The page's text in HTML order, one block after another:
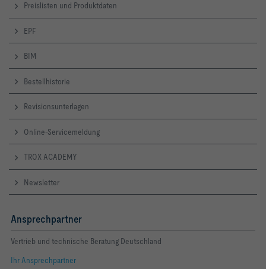
Preislisten und Produktdaten
EPF
BIM
Bestellhistorie
Revisionsunterlagen
Online-Servicemeldung
TROX ACADEMY
Newsletter
Ansprechpartner
Vertrieb und technische Beratung Deutschland
Ihr Ansprechpartner